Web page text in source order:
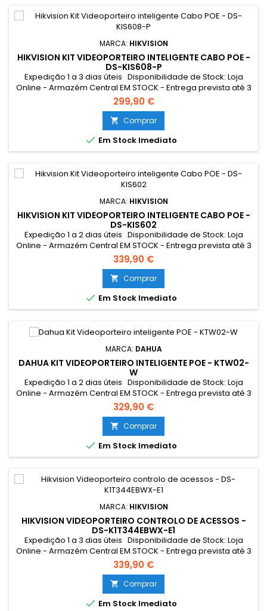
MARCA: HIKVISION
HIKVISION KIT VIDEOPORTEIRO INTELIGENTE CABO POE -
DS-KIS608-P
Expedição 1 a 3 dias úteis Disponibilidade de Stock: Loja
Online - Armazém Central EM STOCK - Entrega prevista até 3
dias úteis Loja Braga - Rua António Fernandes Ferreira
Gomes SEM STOCK - Por encomenda - chegada até 2 dias
úteis Resumo: Kit de videoporteiro Tecnologia IP & WiFi
Placa e monitor | Permite 16 monitores mais Leitor MF...
299,90 €
 Comprar
 Em Stock Imediato
MARCA: HIKVISION
HIKVISION KIT VIDEOPORTEIRO INTELIGENTE CABO POE -
DS-KIS602
Expedição 1 a 2 dias úteis Disponibilidade de Stock: Loja
Online - Armazém Central EM STOCK - Entrega prevista até 3
dias úteis Loja Braga - Rua António Fernandes Ferreira
Gomes EM STOCK Resumo: *Conexão Monitor e
Intercomunicador Exterior: Cabo UTP POE Tocaram à
campainha quando não estava em casa? A encomenda
não foi entregue pelo mesmo...
339,90 €
 Comprar
 Em Stock Imediato
MARCA: DAHUA
DAHUA KIT VIDEOPORTEIRO INTELIGENTE POE - KTW02-
W
Expedição 1 a 2 dias úteis Disponibilidade de Stock: Loja
Online - Armazém Central EM STOCK - Entrega prevista até 3
dias úteis Loja Braga - Rua António Fernandes Ferreira
Gomes EM STOCK
329,90 €
 Comprar
 Em Stock Imediato
MARCA: HIKVISION
HIKVISION VIDEOPORTEIRO CONTROLO DE ACESSOS -
DS-K1T344EBWX-E1
Expedição 1 a 3 dias úteis Disponibilidade de Stock: Loja
Online - Armazém Central EM STOCK - Entrega prevista até 3
dias úteis Loja Braga - Rua António Fernandes Ferreira
Gomes SEM STOCK - Por encomenda - chegada até 2 dias
úteis Resumo: Videoporteiro e controlo de acessos
Tecnologia IP Placa e monitor | Permite 16 monitores mais
Leitor MF |...
339,90 €
 Comprar
 Em Stock Imediato